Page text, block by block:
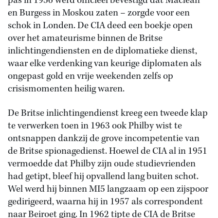
en Burgess in Moskou zaten – zorgde voor een
schok in Londen. De CIA deed een boekje open
over het amateurisme binnen de Britse
inlichtingendiensten en de diplomatieke dienst,
waar elke verdenking van keurige diplomaten als
ongepast gold en vrije weekenden zelfs op
crisismomenten heilig waren.
De Britse inlichtingendienst kreeg een tweede klap
te verwerken toen in 1963 ook Philby wist te
ontsnappen dankzij de grove incompetentie van
de Britse spionagedienst. Hoewel de CIA al in 1951
vermoedde dat Philby zijn oude studievrienden
had getipt, bleef hij opvallend lang buiten schot.
Wel werd hij binnen MI5 langzaam op een zijspoor
gedirigeerd, waarna hij in 1957 als correspondent
naar Beiroet ging. In 1962 tipte de CIA de Britse